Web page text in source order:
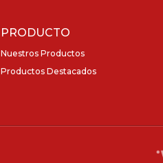
PRODUCTO
Nuestros Productos
Productos Destacados